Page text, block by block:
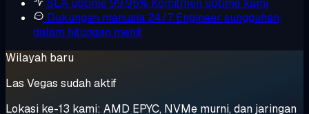
SLA uptime 99,95% Komitmen uptime kami
Dukungan manusia 24/7 Engineer sungguhan,
dalam hitungan menit
Wilayah baru
Las Vegas sudah aktif
Lokasi ke-13 kami: AMD EPYC, NVMe murni, dan jaringan